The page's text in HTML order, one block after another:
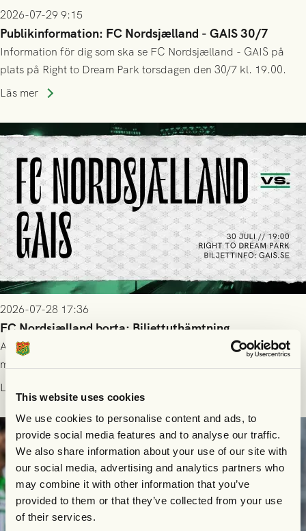
This website uses cookies
We use cookies to personalise content and ads, to
provide social media features and to analyse our traffic.
We also share information about your use of our site with
our social media, advertising and analytics partners who
may combine it with other information that you’ve
provided to them or that they’ve collected from your use
of their services.
2026-07-29 9:15
Publikinformation: FC Nordsjælland - GAIS 30/7
Information för dig som ska se FC Nordsjælland - GAIS på
plats på Right to Dream Park torsdagen den 30/7 kl. 19.00.
Läs mer
2026-07-28 17:36
FC Nordsjælland borta: Biljettuthämtning
All information om hur du byter ditt värdebevis mot
matchbiljett på plats i Danmark, samt vad som gäller för dig
som står på reservlista eller fått förhinder.
Läs mer